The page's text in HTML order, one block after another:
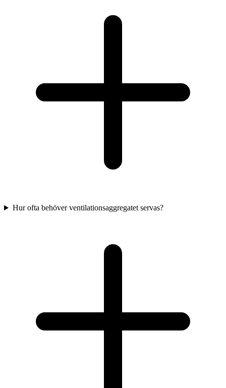
Hur ofta behöver ventilationsaggregatet servas?